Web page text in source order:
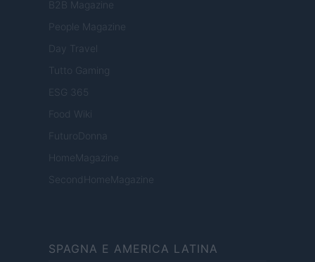
B2B Magazine
People Magazine
Day Travel
Tutto Gaming
ESG 365
Food Wiki
FuturoDonna
HomeMagazine
SecondHomeMagazine
SPAGNA E AMERICA LATINA